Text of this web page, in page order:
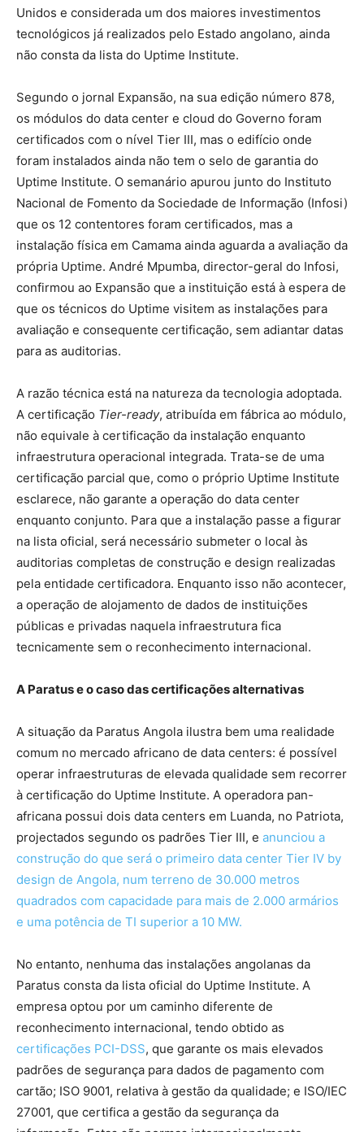
Unidos e considerada um dos maiores investimentos
tecnológicos já realizados pelo Estado angolano, ainda
não consta da lista do Uptime Institute.
Segundo o jornal Expansão, na sua edição número 878,
os módulos do data center e cloud do Governo foram
certificados com o nível Tier III, mas o edifício onde
foram instalados ainda não tem o selo de garantia do
Uptime Institute. O semanário apurou junto do Instituto
Nacional de Fomento da Sociedade de Informação (Infosi)
que os 12 contentores foram certificados, mas a
instalação física em Camama ainda aguarda a avaliação da
própria Uptime. André Mpumba, director-geral do Infosi,
confirmou ao Expansão que a instituição está à espera de
que os técnicos do Uptime visitem as instalações para
avaliação e consequente certificação, sem adiantar datas
para as auditorias.
A razão técnica está na natureza da tecnologia adoptada.
A certificação Tier-ready, atribuída em fábrica ao módulo,
não equivale à certificação da instalação enquanto
infraestrutura operacional integrada. Trata-se de uma
certificação parcial que, como o próprio Uptime Institute
esclarece, não garante a operação do data center
enquanto conjunto. Para que a instalação passe a figurar
na lista oficial, será necessário submeter o local às
auditorias completas de construção e design realizadas
pela entidade certificadora. Enquanto isso não acontecer,
a operação de alojamento de dados de instituições
públicas e privadas naquela infraestrutura fica
tecnicamente sem o reconhecimento internacional.
A Paratus e o caso das certificações alternativas
A situação da Paratus Angola ilustra bem uma realidade
comum no mercado africano de data centers: é possível
operar infraestruturas de elevada qualidade sem recorrer
à certificação do Uptime Institute. A operadora pan-
africana possui dois data centers em Luanda, no Patriota,
projectados segundo os padrões Tier III, e anunciou a
construção do que será o primeiro data center Tier IV by
design de Angola, num terreno de 30.000 metros
quadrados com capacidade para mais de 2.000 armários
e uma potência de TI superior a 10 MW.
No entanto, nenhuma das instalações angolanas da
Paratus consta da lista oficial do Uptime Institute. A
empresa optou por um caminho diferente de
reconhecimento internacional, tendo obtido as
certificações PCI-DSS, que garante os mais elevados
padrões de segurança para dados de pagamento com
cartão; ISO 9001, relativa à gestão da qualidade; e ISO/IEC
27001, que certifica a gestão da segurança da